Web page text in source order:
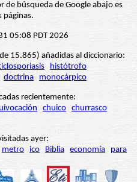
búsqueda de Google abajo es
páginas.
05:08 PDT 2026
15.865) añadidas al diccionario:
histótrofo
doctrina monocárpico
recientemente:
chuico churrasco
ayer:
metro ico Biblia economía para